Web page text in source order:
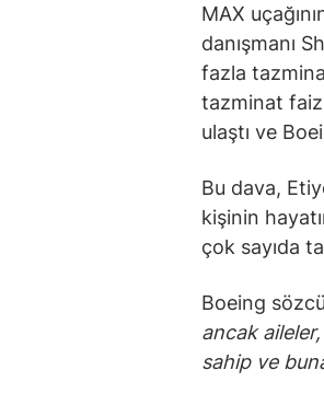
MAX
danışmanı
fazla
tazminat
ulaştı ve
Bu dava,
kişinin
çok sayıda
Boeing
ancak
sahip ve